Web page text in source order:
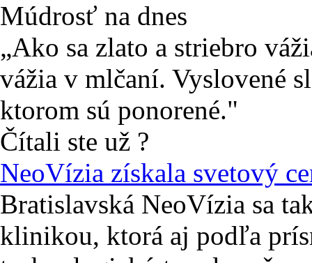
Múdrosť na dnes
„Ako sa zlato a striebro
vážia v mlčaní. Vyslovené
ktorom sú ponorené."
Čítali ste už ?
NeoVízia získala svetový
Bratislavská NeoVízia sa
klinikou, ktorá aj podľa